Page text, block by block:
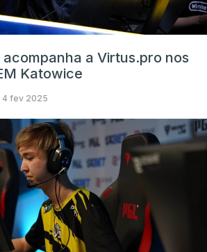
acompanha a Virtus.pro nos
Katowice
4 fev 2025